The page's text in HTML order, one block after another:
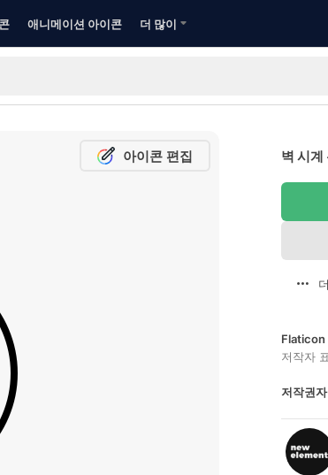
애니메이션 아이콘 더 많이
아이콘 편집 벽 시계
Flaticon
저작자
저작권